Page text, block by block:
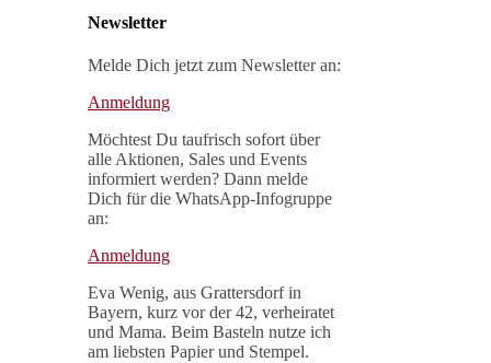
Newsletter
Melde Dich jetzt zum Newsletter an:
Anmeldung
Möchtest Du taufrisch sofort über
alle Aktionen, Sales und Events
informiert werden? Dann melde
Dich für die WhatsApp-Infogruppe
an:
Anmeldung
Eva Wenig, aus Grattersdorf in
Bayern, kurz vor der 42, verheiratet
und Mama. Beim Basteln nutze ich
am liebsten Papier und Stempel.